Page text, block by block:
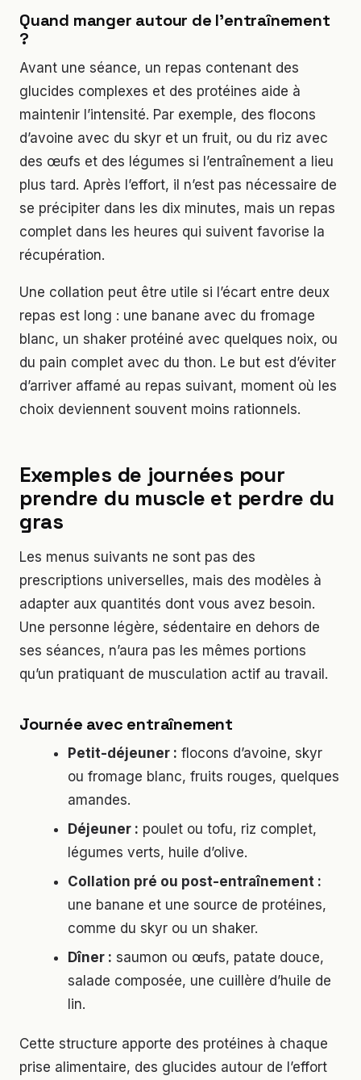
Quand manger autour de l’entraînement
?
Avant une séance, un repas contenant des
glucides complexes et des protéines aide à
maintenir l’intensité. Par exemple, des flocons
d’avoine avec du skyr et un fruit, ou du riz avec
des œufs et des légumes si l’entraînement a lieu
plus tard. Après l’effort, il n’est pas nécessaire de
se précipiter dans les dix minutes, mais un repas
complet dans les heures qui suivent favorise la
récupération.
Une collation peut être utile si l’écart entre deux
repas est long : une banane avec du fromage
blanc, un shaker protéiné avec quelques noix, ou
du pain complet avec du thon. Le but est d’éviter
d’arriver affamé au repas suivant, moment où les
choix deviennent souvent moins rationnels.
Exemples de journées pour
prendre du muscle et perdre du
gras
Les menus suivants ne sont pas des
prescriptions universelles, mais des modèles à
adapter aux quantités dont vous avez besoin.
Une personne légère, sédentaire en dehors de
ses séances, n’aura pas les mêmes portions
qu’un pratiquant de musculation actif au travail.
Journée avec entraînement
Petit-déjeuner : flocons d’avoine, skyr
ou fromage blanc, fruits rouges, quelques
amandes.
Déjeuner : poulet ou tofu, riz complet,
légumes verts, huile d’olive.
Collation pré ou post-entraînement :
une banane et une source de protéines,
comme du skyr ou un shaker.
Dîner : saumon ou œufs, patate douce,
salade composée, une cuillère d’huile de
lin.
Cette structure apporte des protéines à chaque
prise alimentaire, des glucides autour de l’effort